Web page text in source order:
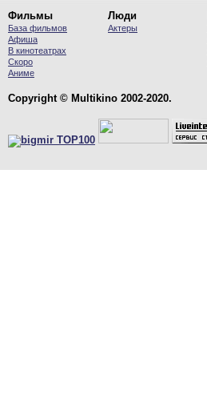
Фильмы
База фильмов
Афиша
В кинотеатрах
Скоро
Аниме
Люди
Актеры
Copyright © Multikino 2002-2020.